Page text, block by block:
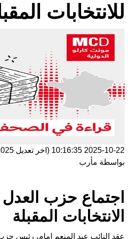
للانتخابات
2025-10-22 10:16:35 (اخر تعديل 22 10:16:35
بواسطة مأرب
اجتماع حزب
الانتخابات المقبلة
عقد النائب عبد المنعم إمام، رئيس حزب